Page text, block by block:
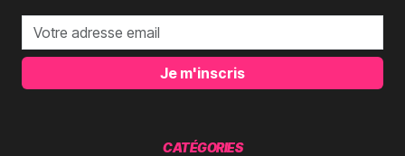
Je m'inscris
CATÉGORIES